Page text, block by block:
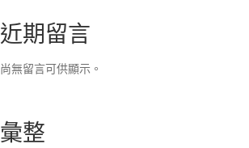
近期留言
尚無留言可供顯示。
彙整